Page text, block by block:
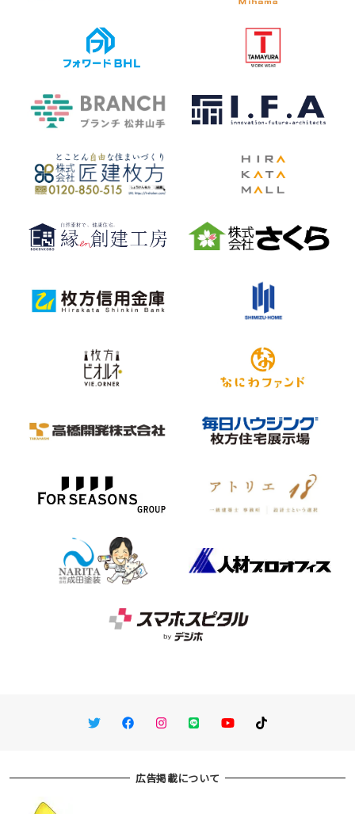
TwitterFacebookInstagram
LINE You TubeTikTok
広告掲載について